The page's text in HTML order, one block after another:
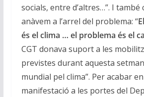
socials, entre d’altres…”. I també
anàvem a l’arrel del problema: “
és el clima … el problema és el
CGT donava suport a les
previstes durant aquesta
mundial pel clima”. Per acabar
manifestació a les portes del